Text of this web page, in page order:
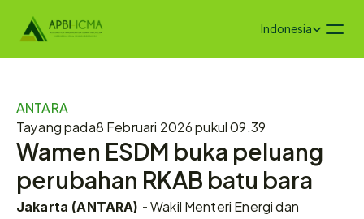
Select Language
Indonesia
ANTARA
Tayang pada8 Februari 2026 pukul 09.39
Wamen ESDM buka peluang
perubahan RKAB batu bara
Jakarta (ANTARA) - Wakil Menteri Energi dan